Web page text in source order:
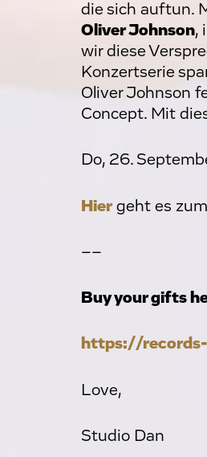
die sich auftun.
Oliver Johnson,
wir diese
Konzertserie
Oliver Johnson
Concept. Mit
Do, 26.
Hiergeht es
––
Buy your gifts
https://
Love,
Studio Dan